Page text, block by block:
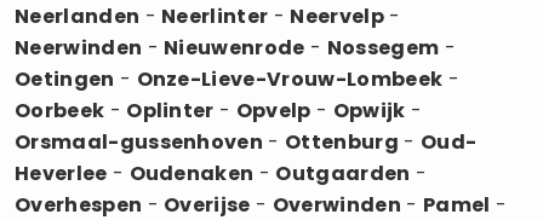
Neerlanden - Neerlinter - Neervelp-
Neerwinden - Nieuwenrode - Nossegem -
Oetingen - Onze-Lieve-Vrouw-Lombeek -
Oorbeek - Oplinter - Opvelp - Opwijk -
Orsmaal-gussenhoven - Ottenburg - Oud-
Heverlee - Oudenaken - Outgaarden -
Overhespen - Overijse - Overwinden - Pamel -